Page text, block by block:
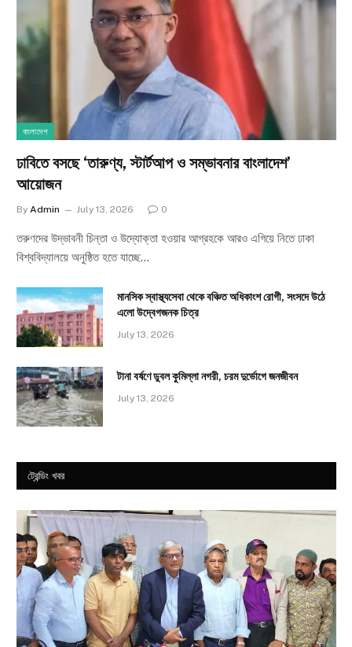
বাংলাদেশ
ঢাবিতে বসছে ‘তারুণ্য, স্টার্টআপ ও সম্ভাবনার বাংলাদেশ’
আয়োজন
By Admin July 13, 2026 0
তরুণদের উদ্ভাবনী চিন্তা ও উদ্যোক্তা হওয়ার আগ্রহকে আরও এগিয়ে নিতে ঢাকা
বিশ্ববিদ্যালয়ে অনুষ্ঠিত হতে যাচ্ছে…
মানসিক স্বাস্থ্যসেবা থেকে বঞ্চিত অধিকাংশ রোগী, সংসদে উঠে
এলো উদ্বেগজনক চিত্র
July 13, 2026
টানা বর্ষণে ডুবল কুমিল্লা নগরী, চরম দুর্ভোগে জনজীবন
July 13, 2026
ট্রেন্ডিং খবর